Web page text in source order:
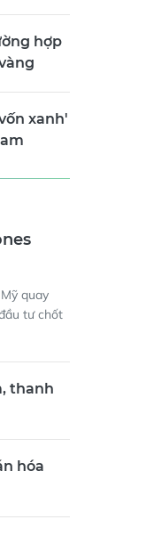
hợp
xanh'
quay
tư chốt
thanh
hóa